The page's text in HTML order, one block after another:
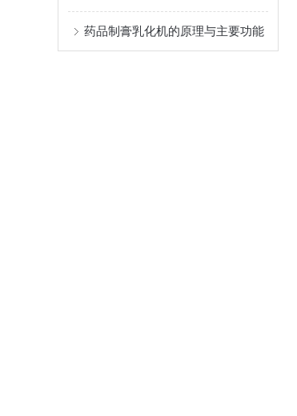
药品制膏乳化机的原理与主要功能